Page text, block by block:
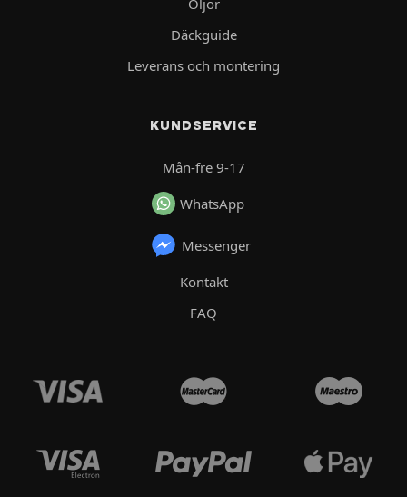
Däckguide
Leverans och montering
KUNDSERVICE
Mån-fre 9-17
WhatsApp
Messenger
Kontakt
FAQ